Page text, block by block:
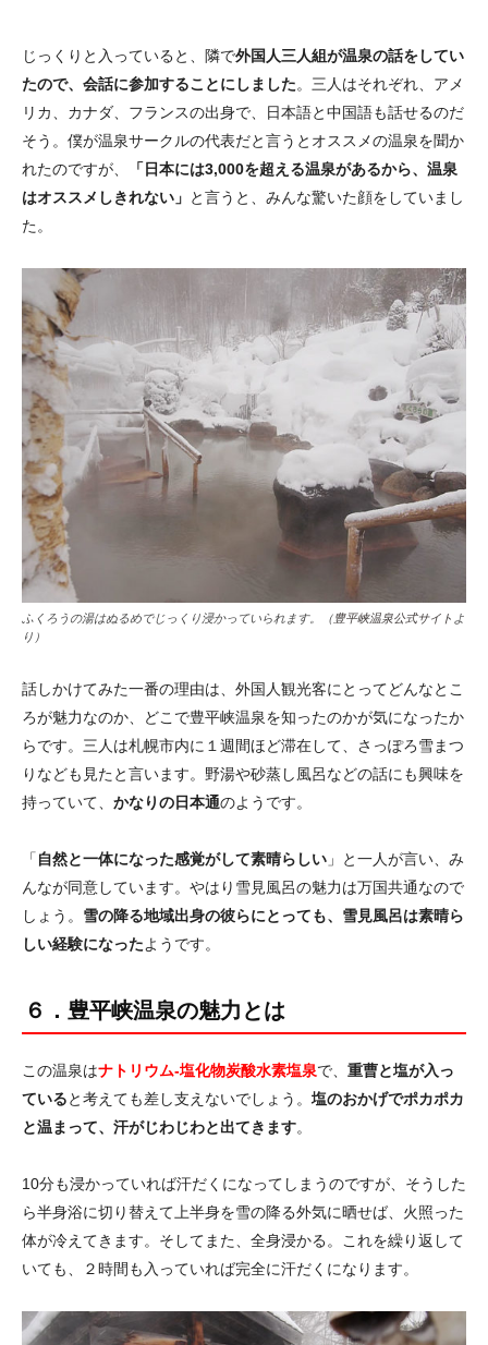
じっくりと入っていると、隣で外国人三人組が温泉の話をしてい
たので、会話に参加することにしました。三人はそれぞれ、アメ
リカ、カナダ、フランスの出身で、日本語と中国語も話せるのだ
そう。僕が温泉サークルの代表だと言うとオススメの温泉を聞か
れたのですが、
「日本には3,000を超える温泉があるから、温泉
はオススメしきれない」 と言うと、みんな驚いた顔をしていまし
た。
ふくろうの湯はぬるめでじっくり浸かっていられます。（豊平峡温泉公式サイト よ
り）
話しかけてみた一番の理由は、外国人観光客にとってどんなとこ
ろが魅力なのか、どこで豊平峡温泉を知ったのかが気になったか
らです。三人は札幌市内に１週間ほど滞在して、さっぽろ雪まつ
りなども見たと言います。野湯や砂蒸し風呂などの話にも興味を
持っていて、 かなりの日本通のようです。
「自然と一体になった感覚がして素晴らしい 」と一人が言い、み
んなが同意しています。やはり雪見風呂の魅力は万国共通なので
しょう。 雪の降る地域出身の彼らにとっても、雪見風呂は素晴ら
しい経験になったようです。
６．豊平峡温泉の魅力とは
この温泉はナトリウム‐塩化物炭酸水素塩泉で、 重曹と塩が入っ
ていると考えても差し支えないでしょう。 塩のおかげでポカポカ
と温まって、汗がじわじわと出てきます。
10分も浸かっていれば汗だくになってしまうのですが、そうした
ら半身浴に切り替えて上半身を雪の降る外気に晒せば、火照った
体が冷えてきます。そしてまた、全身浸かる。これを繰り返して
いても、２時間も入っていれば完全に汗だくになります。